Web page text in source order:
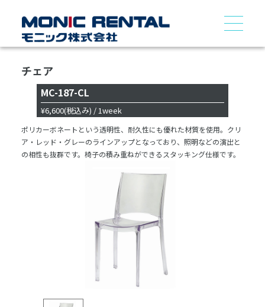
チェア
MC-187-CL
¥6,600(税込み) / 1week
ポリカーボネートという透明性、耐久性にも優れた材質を使用。クリ
ア・レッド・グレーのラインアップとなっており、照明などの演出と
の相性も抜群です。椅子の積み重ねができるスタッキング仕様です。